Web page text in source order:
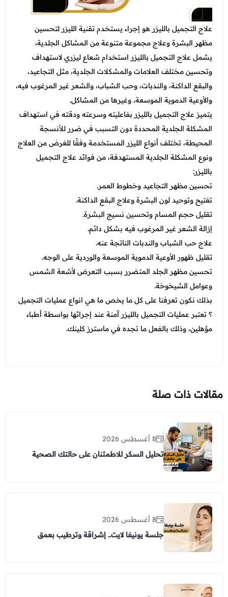
علاج التجميل بالليزر هو إجراء يستخدم تقنية الليزر لتحسين
مظهر البشرة وعلاج مجموعة متنوعة من المشاكل الجلدية،
يشمل علاج التجميل بالليزر استخدام شعاع ليزري لاستهداف
وتحسين مختلف العلامات والمشكلات الجلدية، مثل التجاعيد،
والبقع الداكنة، والندبات، وحب الشباب، والشعر غير المرغوب فيه،
والأوعية الدموية الموسعة، وغيرها من المشاكل.
يتميز علاج التجميل بالليزر بفاعليته وسرعته ودقته في استهداف
المشكلة الجلدية المحددة دون التسبب في ضرر للأنسجة
المحيطة، تختلف أنواع الليزر المستخدمة وفقًا للغرض من العلاج
ونوع المشكلة الجلدية المستهدفة، من فوائد علاج التجميل
بالليزر:
تحسين مظهر التجاعيد وخطوط العمر.
تفتيح وتوحيد لون البشرة وعلاج البقع الداكنة.
تقليل حجم المسام وتحسين نسيج البشرة.
إزالة الشعر غير المرغوب فيه بشكل دائم.
علاج حب الشباب والندبات الناتجة عنه.
تقليل ظهور الأوعية الدموية الموسعة والوردية على الوجه.
تحسين مظهر الجلد المتضرر بسبب التعرض لأشعة الشمس
وعوامل الشيخوخة.
بذلك نكون تعرفنا على كل ما يخص ما هي انواع عمليات التجميل
؟ تعتبر عمليات التجميل بالليزر آمنة عند إجرائها بواسطة أطباء
مؤهلين، وذلك بالفعل ما تجده في ماسترز كلينك.
مقالات ذات صلة
8 أغسطس 2026
تحليل السكر للاطمئنان على حالتك الصحية
8 أغسطس 2026
جلسة يونيفا لايت.. إشراقة وترطيب بعمق